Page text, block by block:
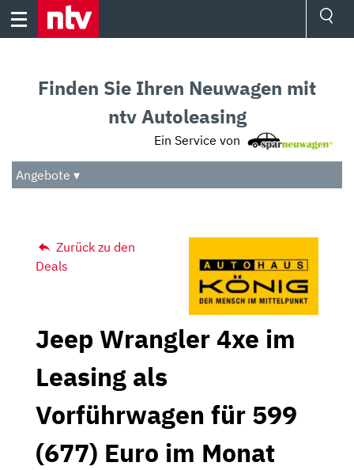
Skip
Audio
Das Beste
Finden Sie Ihren Neuwagen mit
ntv Autoleasing
Ein Service von
Angebote ▾
Zurück zu den
Deals
Jeep Wrangler 4xe im
Leasing als
Vorführwagen für 599
(677) Euro im Monat